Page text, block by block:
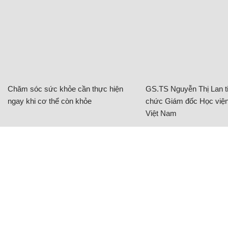
Chăm sóc sức khỏe cần thực hiện
ngay khi cơ thể còn khỏe
GS.TS Nguyễn Thị Lan
chức Giám đốc Học
Việt Nam